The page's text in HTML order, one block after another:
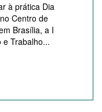
à prática Dia
Centro de
Brasília, a I
e Trabalho...